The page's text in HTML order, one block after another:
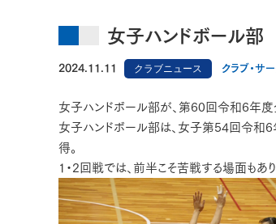
女子ハンドボール部
2024.11.11 クラブニュース クラブ・サ
女子ハンドボール部が、第60回令和6年度
女子ハンドボール部は、女子第54回令和
得。
1・2回戦では、前半こそ苦戦する場面もあ